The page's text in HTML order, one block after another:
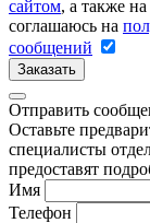
сайтом, а также
соглашаюсь на
сообщений
Заказать
Отправить
Оставьте
специалисты
предоставят
Имя
Телефон